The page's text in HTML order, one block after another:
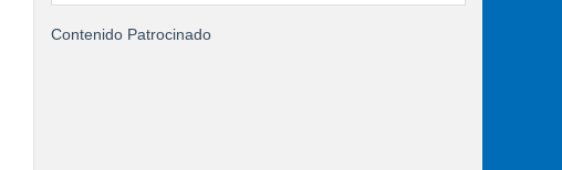
Contenido Patrocinado